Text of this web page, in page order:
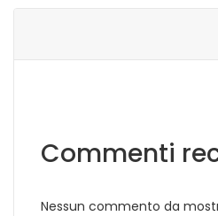
Commenti
Nessun commento da